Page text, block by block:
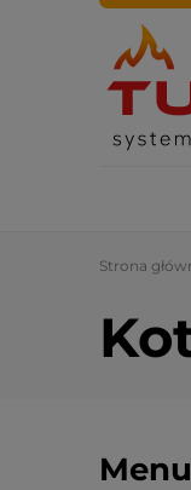
Strona
Menu